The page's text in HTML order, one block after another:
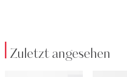
Zuletzt angesehen